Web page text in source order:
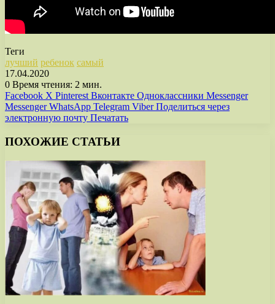
Теги
лучший ребенок самый
17.04.2020
0 Время чтения: 2 мин.
Facebook X Pinterest Вконтакте Одноклассники Messenger
Messenger WhatsApp Telegram Viber Поделиться через
электронную почту Печатать
ПОХОЖИЕ СТАТЬИ